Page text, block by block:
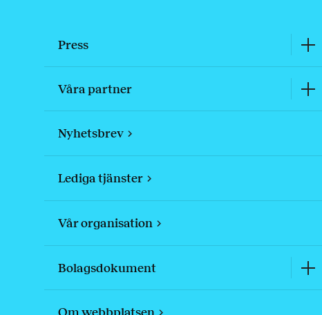
Press
Våra partner
Nyhetsbrev
Lediga tjänster
Vår organisation
Bolagsdokument